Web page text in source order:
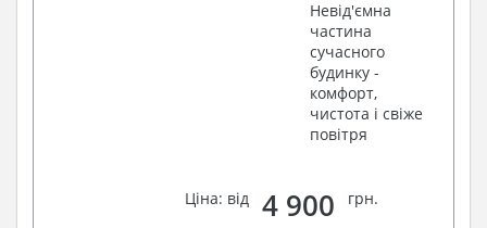
Невід'ємна
частина
сучасного
будинку -
комфорт,
чистота і свіже
повітря
Ціна: від 4 900 грн.